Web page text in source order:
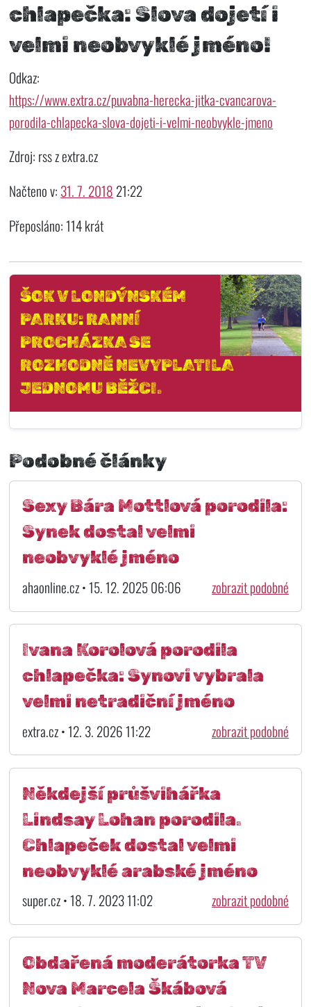
chlapečka: Slova dojetí i
velmi neobvyklé jméno!
Odkaz:
https://www.extra.cz/puvabna-herecka-jitka-cvancarova-
porodila-chlapecka-slova-dojeti-i-velmi-neobvykle-jmeno
Zdroj: rss z extra.cz
Načteno v: 31. 7. 2018 21:22
Přeposláno: 114 krát
ŠOK V LONDÝNSKÉM
PARKU: RANNÍ
PROCHÁZKA SE
ROZHODNĚ NEVYPLATILA
JEDNOMU BĚŽCI.
Podobné články
Sexy Bára Mottlová porodila:
Synek dostal velmi
neobvyklé jméno
ahaonline.cz • 15. 12. 2025 06:06 zobrazit podobné
Ivana Korolová porodila
chlapečka: Synovi vybrala
velmi netradiční jméno
extra.cz • 12. 3. 2026 11:22 zobrazit podobné
Někdejší průšvihářka
Lindsay Lohan porodila.
Chlapeček dostal velmi
neobvyklé arabské jméno
super.cz • 18. 7. 2023 11:02 zobrazit podobné
Obdařená moderátorka TV
Nova Marcela Škábová